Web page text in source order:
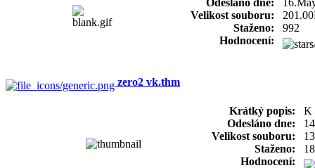
Velikost souboru:
Staženo:
992
Hodnocení:
zero2 vk.thm
Krátký popis:
K
Odesláno dne:
Velikost souboru:
Staženo:
Hodnocení: